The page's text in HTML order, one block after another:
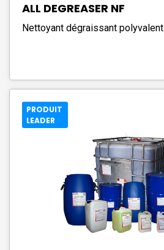
ALL DEGREASER NF
Nettoyant dégraissant polyvalent
PRODUIT
LEADER